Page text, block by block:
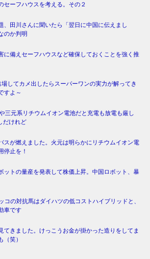
セーフハウスを考える。その２
、田川さんに聞いたら「翌日に中国に伝えまし
のか判明
に備えセーフハウスなど確保しておくことを強く推
してカメ出したらスーパーワンの実力が解ってき
すよ～
元系リチウムイオン電池だと充電も放電も厳し
だけれど
スが燃えました。火元は明らかにリチウムイオン電
停止を！
ットの量産を発表して株価上昇。中国ロボット、暴
コの対抗馬はダイハツの低コストハイブリッドと、
車です
てきました。けっこうお金が掛かった造りをしてま
（笑）